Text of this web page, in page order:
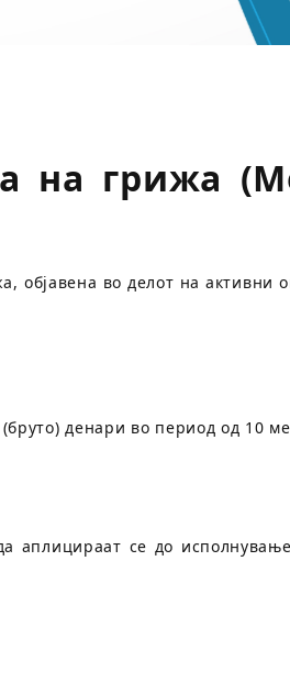
на грижа
објавена во делот на активни
денари во период од 10
аплицираат се до